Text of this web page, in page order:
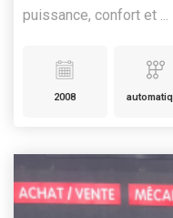
puissance, confort et ...
2008